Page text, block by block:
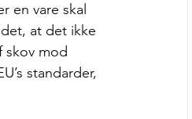
en vare skal
at det ikke
skov mod
standarder,